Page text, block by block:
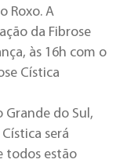
Roxo. A
da Fibrose
às 16h com o
Cística
Grande do Sul,
será
todos estão